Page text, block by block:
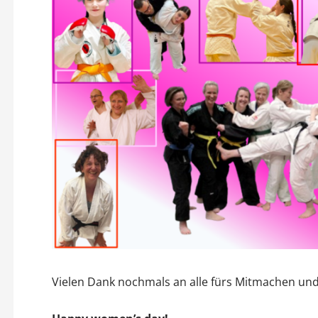
Vielen Dank nochmals an alle fürs Mitmachen